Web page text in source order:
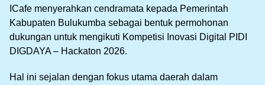
ICafe menyerahkan cendramata kepada Pemerintah
Kabupaten Bulukumba sebagai bentuk permohonan
dukungan untuk mengikuti Kompetisi Inovasi Digital PIDI
DIGDAYA – Hackaton 2026.
Hal ini sejalan dengan fokus utama daerah dalam